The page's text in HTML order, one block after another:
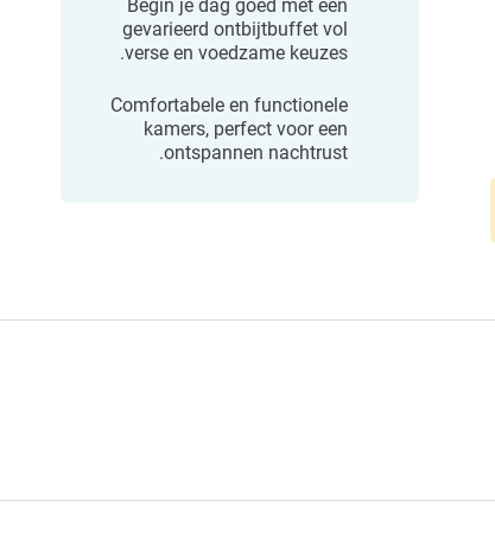
Begin je dag goed met een
gevarieerd ontbijtbuffet vol
verse en voedzame keuzes.
Comfortabele en functionele
kamers, perfect voor een
ontspannen nachtrust.